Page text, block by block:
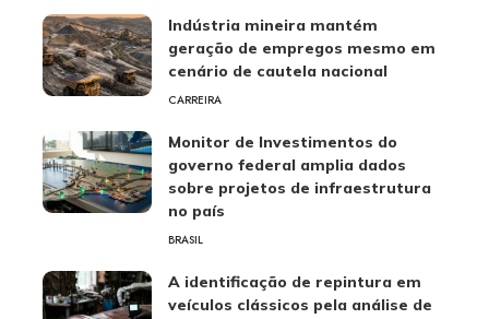
Indústria mineira mantém
geração de empregos mesmo em
cenário de cautela nacional
CARREIRA
Monitor de Investimentos do
governo federal amplia dados
sobre projetos de infraestrutura
no país
BRASIL
A identificação de repintura em
veículos clássicos pela análise de